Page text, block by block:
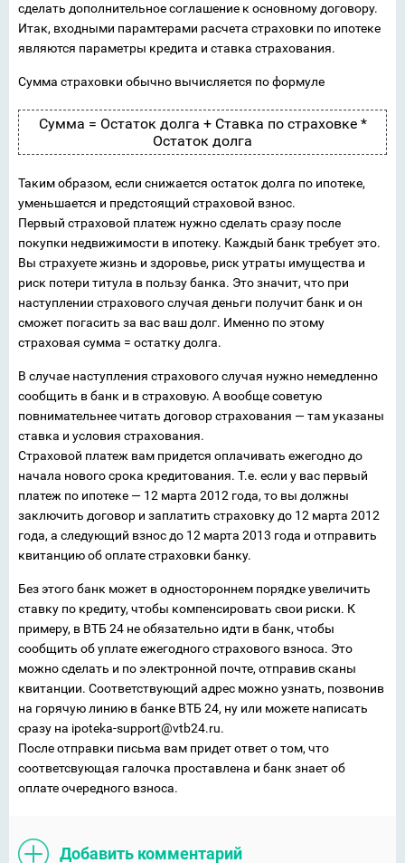
сделать дополнительное соглашение к основному договору.
Итак, входными парамтерами расчета страховки по ипотеке
являются параметры кредита и ставка страхования.
Сумма страховки обычно вычисляется по формуле
Сумма = Остаток долга + Ставка по страховке *
Остаток долга
Таким образом, если снижается остаток долга по ипотеке,
уменьшается и предстоящий страховой взнос.
Первый страховой платеж нужно сделать сразу после
покупки недвижимости в ипотеку. Каждый банк требует это.
Вы страхуете жизнь и здоровье, риск утраты имущества и
риск потери титула в пользу банка. Это значит, что при
наступлении страхового случая деньги получит банк и он
сможет погасить за вас ваш долг. Именно по этому
страховая сумма = остатку долга.
В случае наступления страхового случая нужно немедленно
сообщить в банк и в страховую. А вообще советую
повнимательнее читать договор страхования — там указаны
ставка и условия страхования.
Страховой платеж вам придется оплачивать ежегодно до
начала нового срока кредитования. Т.е. если у вас первый
платеж по ипотеке — 12 марта 2012 года, то вы должны
заключить договор и заплатить страховку до 12 марта 2012
года, а следующий взнос до 12 марта 2013 года и отправить
квитанцию об оплате страховки банку.
Без этого банк может в одностороннем порядке увеличить
ставку по кредиту, чтобы компенсировать свои риски. К
примеру, в ВТБ 24 не обязательно идти в банк, чтобы
сообщить об уплате ежегодного страхового взноса. Это
можно сделать и по электронной почте, отправив сканы
квитанции. Соответствующий адрес можно узнать, позвонив
на горячую линию в банке ВТБ 24, ну или можете написать
сразу на ipoteka-support@vtb24.ru.
После отправки письма вам придет ответ о том, что
соответсвующая галочка проставлена и банк знает об
оплате очередного взноса.
Добавить комментарий